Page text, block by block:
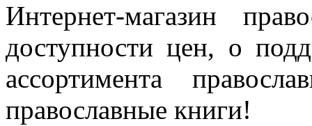
Интернет-магазин
доступности цен, о
ассортимента
православные книги!